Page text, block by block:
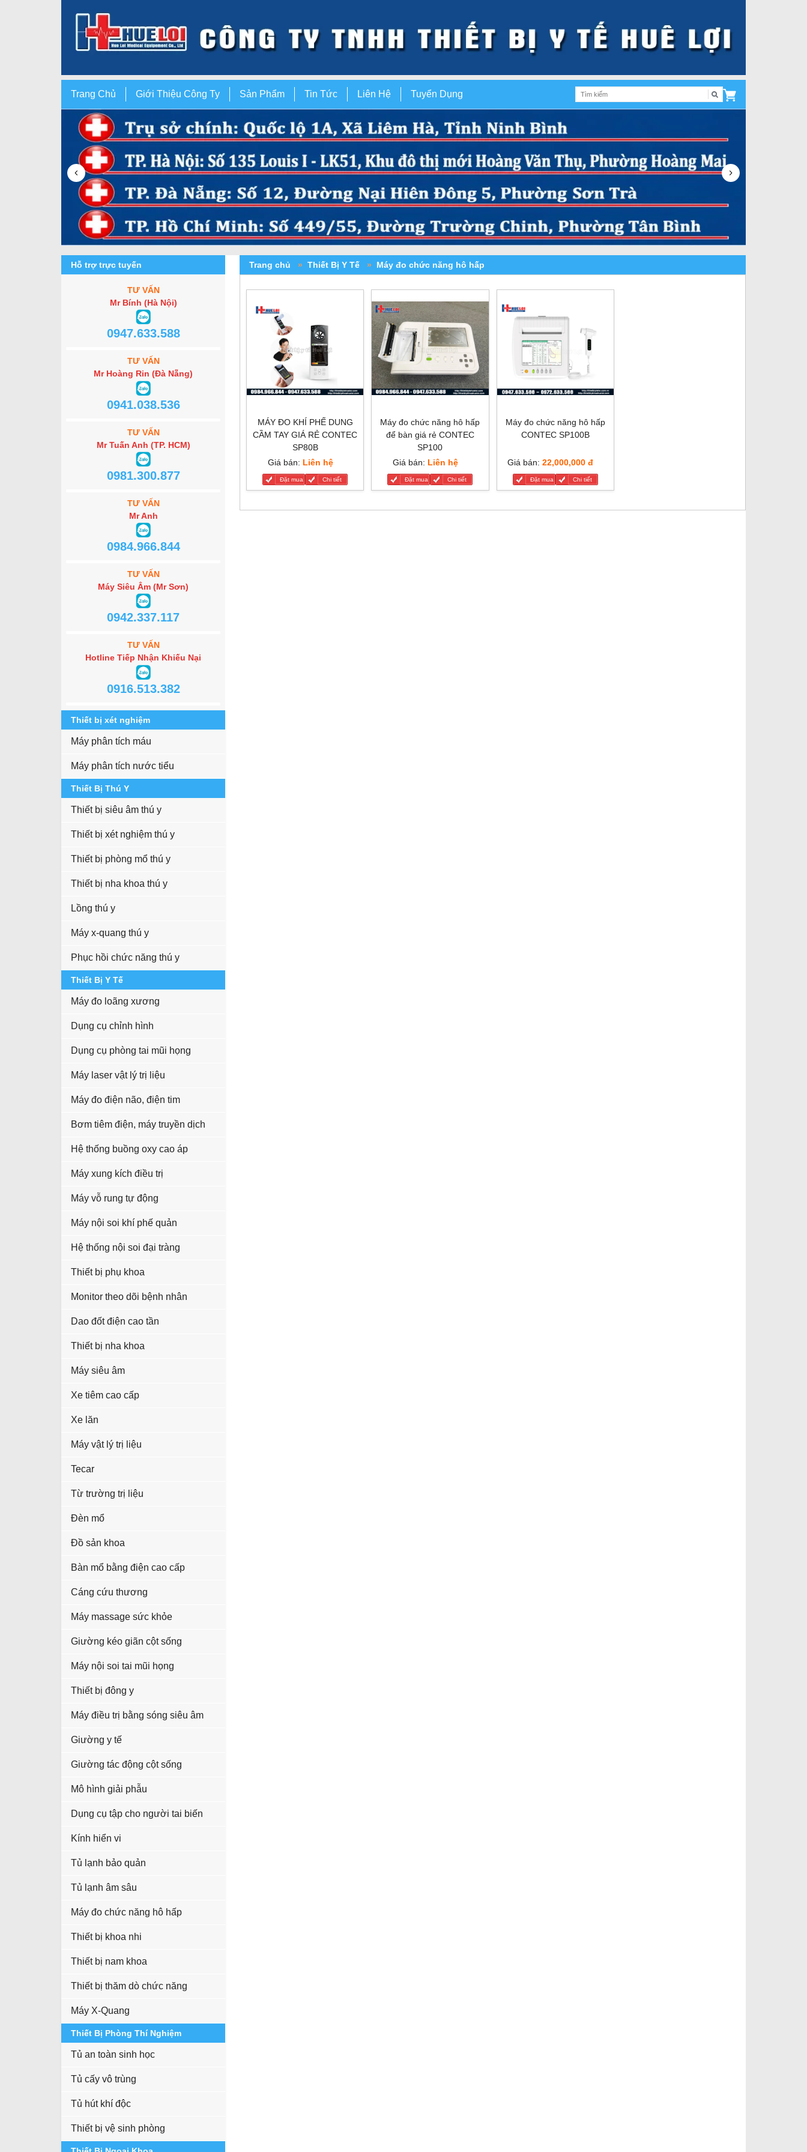
Trang Chủ Giới Thiệu Công Ty Sản Phẩm Tin Tức Liên Hệ Tuyển Dụng
Hỗ trợ trực tuyến
TƯ VẤN
Mr Bính (Hà Nội)
0947.633.588
TƯ VẤN
Mr Hoàng Rin (Đà Nẵng)
0941.038.536
TƯ VẤN
Mr Tuấn Anh (TP. HCM)
0981.300.877
TƯ VẤN
Mr Anh
0984.966.844
TƯ VẤN
Máy Siêu Âm (Mr Sơn)
0942.337.117
TƯ VẤN
Hotline Tiếp Nhận Khiếu Nại
0916.513.382
Thiết bị xét nghiệm
Máy phân tích máu
Máy phân tích nước tiểu
Thiết Bị Thú Y
Thiết bị siêu âm thú y
Thiết bị xét nghiệm thú y
Thiết bị phòng mổ thú y
Thiết bị nha khoa thú y
Lồng thú y
Máy x-quang thú y
Phục hồi chức năng thú y
Thiết Bị Y Tế
Máy đo loãng xương
Dụng cụ chỉnh hình
Dụng cụ phòng tai mũi họng
Máy laser vật lý trị liệu
Máy đo điện não, điện tim
Bơm tiêm điện, máy truyền dịch
Hệ thống buồng oxy cao áp
Máy xung kích điều trị
Máy vỗ rung tự động
Máy nội soi khí phế quản
Hệ thống nội soi đại tràng
Thiết bị phụ khoa
Monitor theo dõi bệnh nhân
Dao đốt điện cao tần
Thiết bị nha khoa
Máy siêu âm
Xe tiêm cao cấp
Xe lăn
Máy vật lý trị liệu
Tecar
Từ trường trị liệu
Đèn mổ
Đồ sản khoa
Bàn mổ bằng điện cao cấp
Cáng cứu thương
Máy massage sức khỏe
Giường kéo giãn cột sống
Máy nội soi tai mũi họng
Thiết bị đông y
Máy điều trị bằng sóng siêu âm
Giường y tế
Giường tác động cột sống
Mô hình giải phẫu
Dụng cụ tập cho người tai biến
Kính hiển vi
Tủ lạnh bảo quản
Tủ lạnh âm sâu
Máy đo chức năng hô hấp
Thiết bị khoa nhi
Thiết bị nam khoa
Thiết bị thăm dò chức năng
Máy X-Quang
Thiết Bị Phòng Thí Nghiệm
Tủ an toàn sinh học
Tủ cấy vô trùng
Tủ hút khí độc
Thiết bị vệ sinh phòng
Trang chủ » Thiết Bị Y Tế » Máy đo chức năng hô hấp
MÁY ĐO KHÍ PHẾ DUNG
CẦM TAY GIÁ RẺ CONTEC
SP80B
Giá bán: Liên hệ
Đặt mua Chi tiết
Máy đo chức năng hô hấp
để bàn giá rẻ CONTEC
SP100
Giá bán: Liên hệ
Đặt mua Chi tiết
Máy đo chức năng hô hấp
CONTEC SP100B
Giá bán:22,000,000 đ
Đặt mua Chi tiết